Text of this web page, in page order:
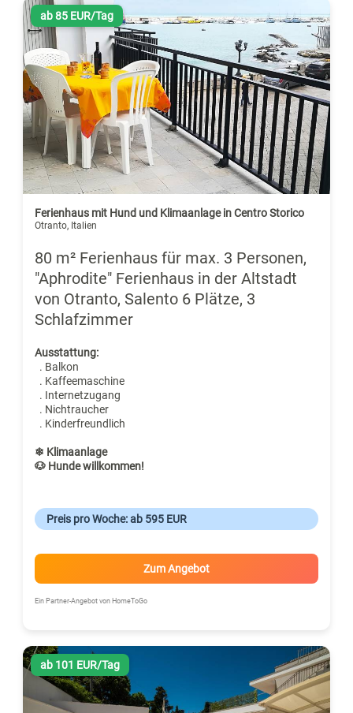
ab 85 EUR/Tag
Ferienhaus mit Hund und Klimaanlage in Centro Storico
Otranto, Italien
80 m² Ferienhaus für max. 3 Personen,
"Aphrodite" Ferienhaus in der Altstadt
von Otranto, Salento 6 Plätze, 3
Schlafzimmer
Ausstattung:
. Balkon
. Kaffeemaschine
. Internetzugang
. Nichtraucher
. Kinderfreundlich
❄ Klimaanlage
🐶 Hunde willkommen!
Preis pro Woche: ab 595 EUR
Zum Angebot
Ein Partner-Angebot von HomeToGo
ab 101 EUR/Tag